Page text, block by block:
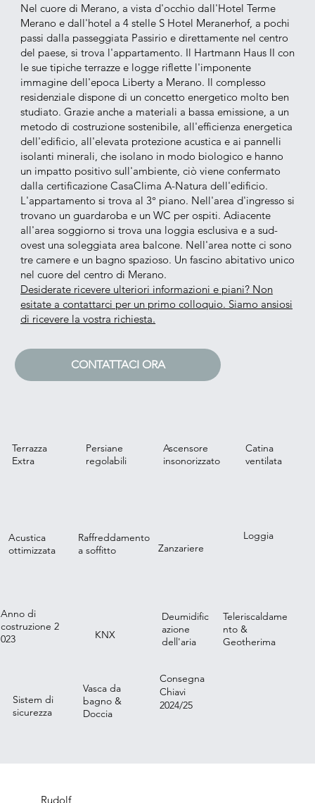
Rudolf
Nel cuore di Merano, a vista d'occhio dall'Hotel Terme
Merano e dall'hotel a 4 stelle S Hotel Meranerhof, a pochi
passi dalla passeggiata Passirio e direttamente nel centro
del paese, si trova l'appartamento. Il Hartmann Haus II con
le sue tipiche terrazze e logge riflette l'imponente
immagine dell'epoca Liberty a Merano. Il complesso
residenziale dispone di un concetto energetico molto ben
studiato. Grazie anche a materiali a bassa emissione, a un
metodo di costruzione sostenibile, all'efficienza energetica
dell'edificio, all'elevata protezione acustica e ai pannelli
isolanti minerali, che isolano in modo biologico e hanno
un impatto positivo sull'ambiente, ciò viene confermato
dalla certificazione CasaClima A-Natura dell'edificio.
L'appartamento si trova al 3° piano. Nell'area d'ingresso si
trovano un guardaroba e un WC per ospiti. Adiacente
all'area soggiorno si trova una loggia esclusiva e a sud-
ovest una soleggiata area balcone. Nell'area notte ci sono
tre camere e un bagno spazioso. Un fascino abitativo unico
nel cuore del centro di Merano.
Desiderate ricevere ulteriori informazioni e piani? Non
esitate a contattarci per un primo colloquio. Siamo ansiosi
di ricevere la vostra richiesta.
CONTATTACI ORA
Terrazza
Extra
Acustica
ottimizzata
Anno di
costruzione 2
023
Sistem di
sicurezza
Persiane
regolabili
Vasca da
bagno &
Doccia
Raffreddamento
a soffitto
KNX
Ascensore
insonorizzato
Zanzariere
Deumidific
azione
dell'aria
Consegna
Chiavi
2024/25
Catina
ventilata
Teleriscaldame
nto &
Geotherima
Loggia